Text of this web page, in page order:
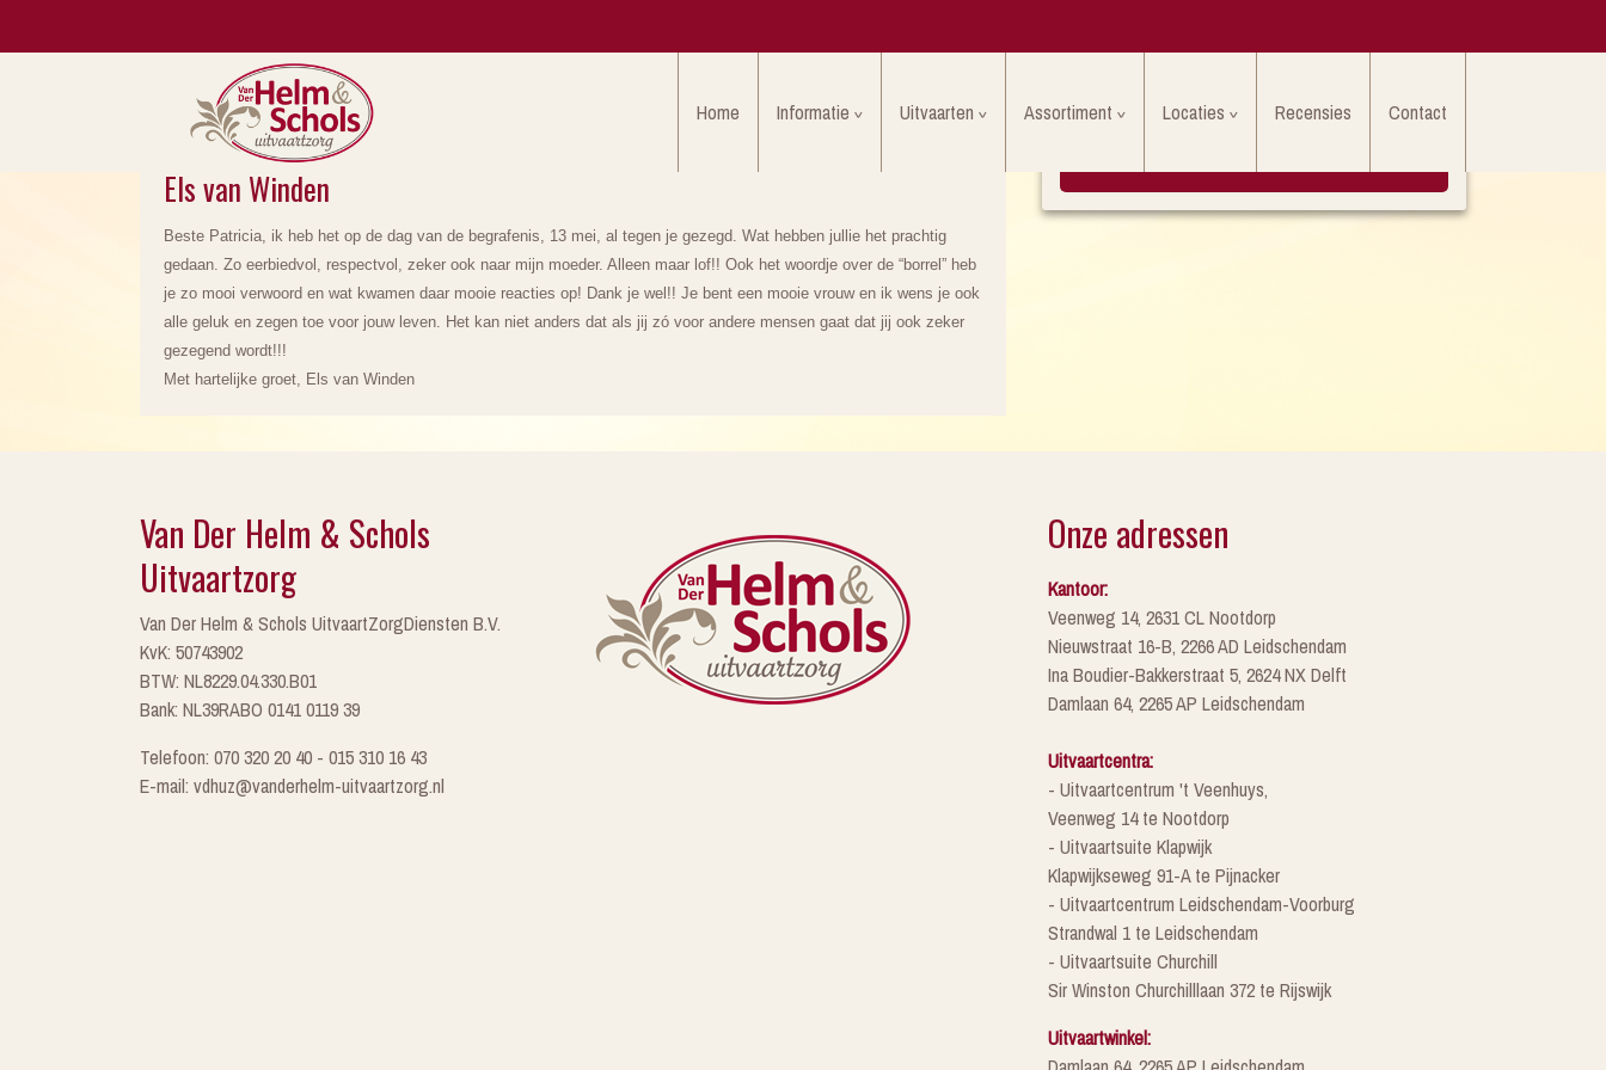
Home Informatie Uitvaarten Assortiment Locaties Recensies Contact
Els van Winden
Beste Patricia, ik heb het op de dag van de begrafenis, 13 mei, al tegen je gezegd. Wat hebben jullie het prachtig
gedaan. Zo eerbiedvol, respectvol, zeker ook naar mijn moeder. Alleen maar lof!! Ook het woordje over de “borrel” heb
je zo mooi verwoord en wat kwamen daar mooie reacties op! Dank je wel!! Je bent een mooie vrouw en ik wens je ook
alle geluk en zegen toe voor jouw leven. Het kan niet anders dat als jij zó voor andere mensen gaat dat jij ook zeker
gezegend wordt!!!
Met hartelijke groet, Els van Winden
Van Der Helm & Schols
Uitvaartzorg
Van Der Helm & Schols UitvaartZorgDiensten B.V.
KvK: 50743902
BTW: NL8229.04.330.B01
Bank: NL39RABO 0141 0119 39
Telefoon: 070 320 20 40 - 015 310 16 43
E-mail: vdhuz@vanderhelm-uitvaartzorg.nl
Onze adressen
Kantoor:
Veenweg 14, 2631 CL Nootdorp
Nieuwstraat 16-B, 2266 AD Leidschendam
Ina Boudier-Bakkerstraat 5, 2624 NX Delft
Damlaan 64, 2265 AP Leidschendam
Uitvaartcentra:
- Uitvaartcentrum 't Veenhuys,
Veenweg 14 te Nootdorp
- Uitvaartsuite Klapwijk
Klapwijkseweg 91-A te Pijnacker
- Uitvaartcentrum Leidschendam-Voorburg
Strandwal 1 te Leidschendam
- Uitvaartsuite Churchill
Sir Winston Churchilllaan 372 te Rijswijk
Uitvaartwinkel: